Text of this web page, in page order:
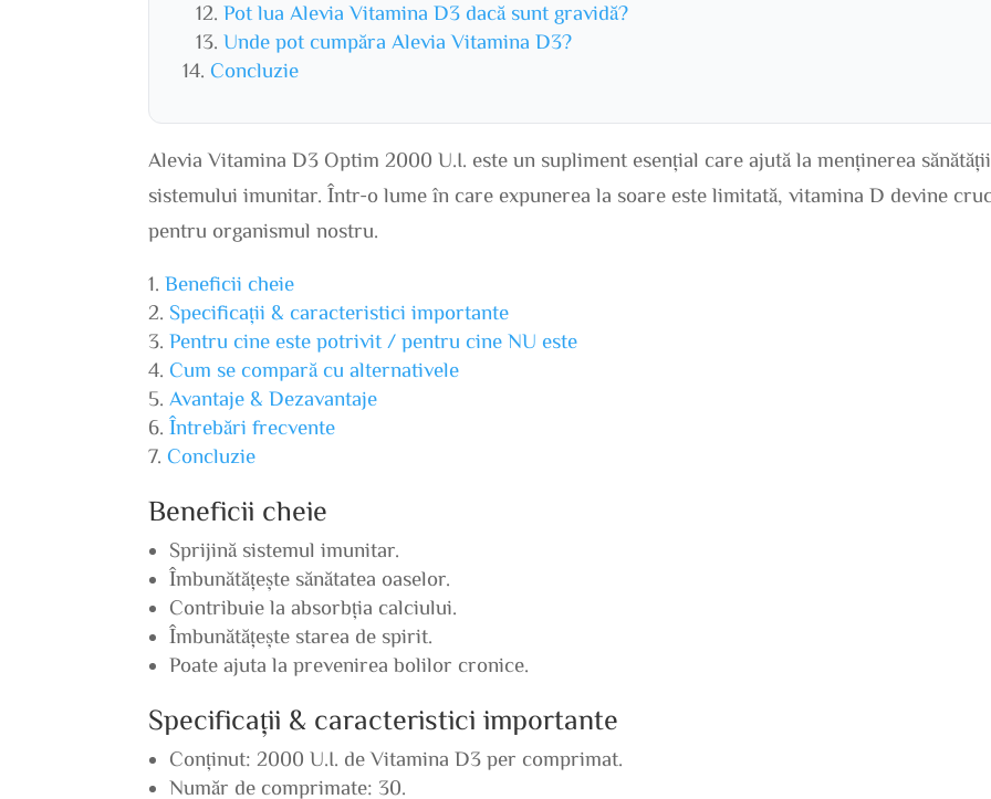
Pot lua Alevia Vitamina D3 dacă sunt gravidă?
Unde pot cumpăra Alevia Vitamina D3?
Concluzie
Alevia Vitamina D3 Optim 2000 U.I. este un supliment esențial care ajută la menținerea sănătății
sistemului imunitar. Într-o lume în care expunerea la soare este limitată, vitamina D devine
pentru organismul nostru.
Beneficii cheie
Specificații & caracteristici importante
Pentru cine este potrivit / pentru cine NU este
Cum se compară cu alternativele
Avantaje & Dezavantaje
Întrebări frecvente
Concluzie
Beneficii cheie
Sprijină sistemul imunitar.
Îmbunătățește sănătatea oaselor.
Contribuie la absorbția calciului.
Îmbunătățește starea de spirit.
Poate ajuta la prevenirea bolilor cronice.
Specificații & caracteristici importante
Conținut: 2000 U.I. de Vitamina D3 per comprimat.
Număr de comprimate: 30.